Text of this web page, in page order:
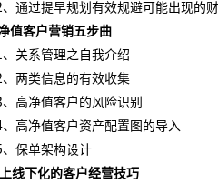
、通过提早规划有效规避可能出现的
值客户营销五步曲
、关系管理之自我介绍
、两类信息的有效收集
、高净值客户的风险识别
、高净值客户资产配置图的导入
、保单架构设计
线下化的客户经营技巧